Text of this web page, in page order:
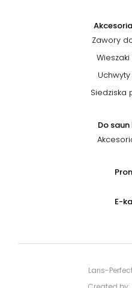
Zawory
Siedziska
Do
E-
Laris-